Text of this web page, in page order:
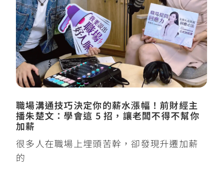
職場溝通技巧決定你的薪水漲幅！前財經主
播朱楚文：學會這 5 招，讓老闆不得不幫你
加薪
很多人在職場上埋頭苦幹，卻發現升遷加薪
的